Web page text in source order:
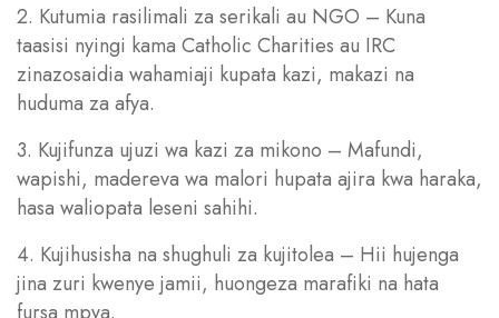
2. Kutumia rasilimali za serikali au NGO – Kuna
taasisi nyingi kama Catholic Charities au IRC
zinazosaidia wahamiaji kupata kazi, makazi na
huduma za afya.
3. Kujifunza ujuzi wa kazi za mikono – Mafundi,
wapishi, madereva wa malori hupata ajira kwa haraka,
hasa waliopata leseni sahihi.
4. Kujihusisha na shughuli za kujitolea – Hii hujenga
jina zuri kwenye jamii, huongeza marafiki na hata
fursa mpya.